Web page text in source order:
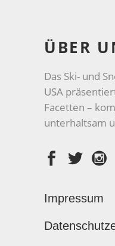
ÜBER
Das Ski- und
USA
Facetten –
unterhaltsam
Impressum